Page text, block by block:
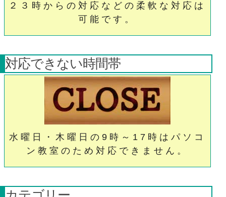
２３時からの対応などの柔軟な対応は
可能です。
対応できない時間帯
水曜日・木曜日の9時～17時はパソコ
ン教室のため対応できません。